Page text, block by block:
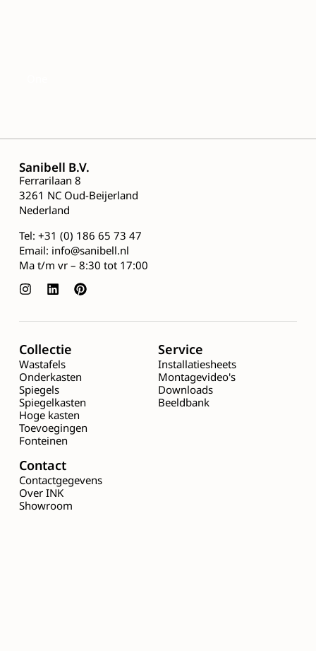
Sanibell B.V.
Ferrarilaan 8
3261 NC Oud-Beijerland
Nederland
Tel: +31 (0) 186 65 73 47
Email: info@sanibell.nl
Ma t/m vr – 8:30 tot 17:00
Collectie
Wastafels
Onderkasten
Spiegels
Spiegelkasten
Hoge kasten
Toevoegingen
Fonteinen
Service
Installatiesheets
Montagevideo's
Downloads
Beeldbank
Contact
Contactgegevens
Over INK
Showroom